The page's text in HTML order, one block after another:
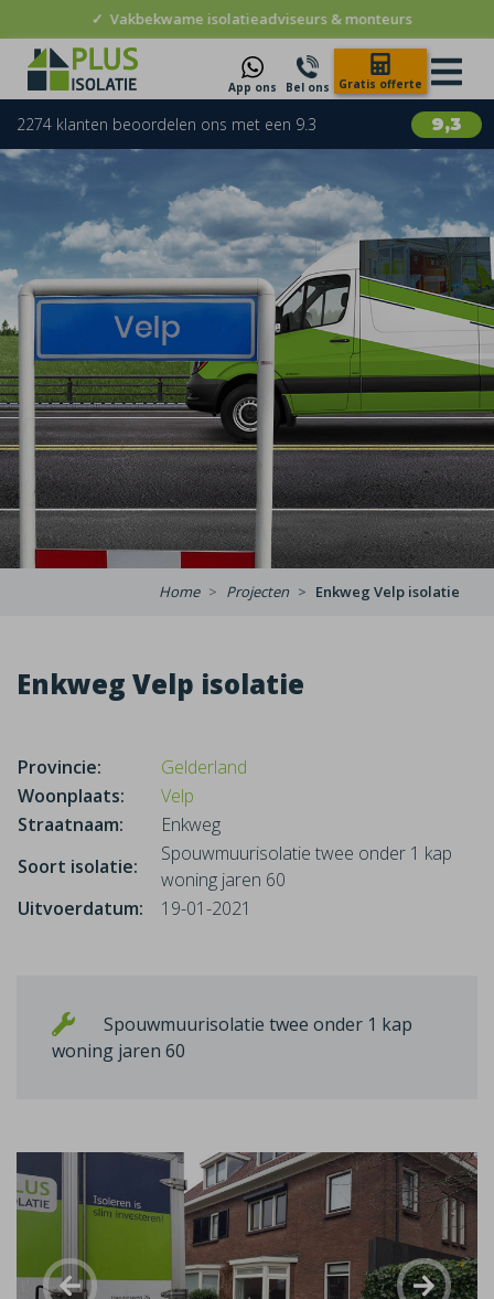
✓ Vakbekwame isolatieadviseurs & monteurs
App ons Bel ons Gratis offerte
9,3
2274 klanten beoordelen ons met een 9.3
Home Projecten Enkweg Velp isolatie
Enkweg Velp isolatie
Provincie:
Gelderland
Woonplaats:
Velp
Straatnaam:
Enkweg
Soort isolatie:
Spouwmuurisolatie twee onder 1 kap
woning jaren 60
Uitvoerdatum:
19-01-2021
Spouwmuurisolatie twee onder 1 kap
woning jaren 60